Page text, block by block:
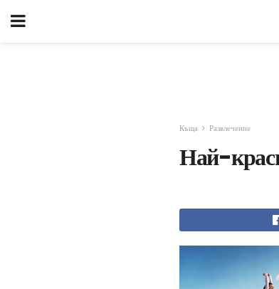
Къща Развлечение
Най-